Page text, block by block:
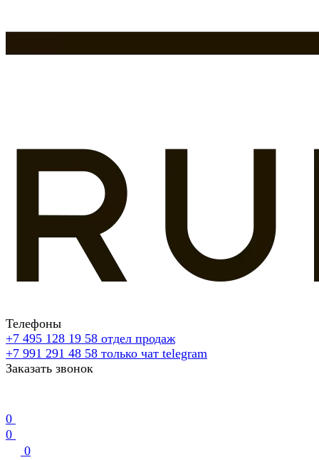
Телефоны
+7 495 128 19 58 отдел продаж
+7 991 291 48 58 только чат telegram
Заказать звонок
0
0
0